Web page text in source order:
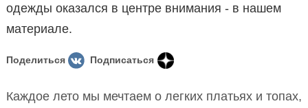
одежды оказался в центре внимания - в нашем
материале.
Поделиться Подписаться
Каждое лето мы мечтаем о легких платьях и топах,